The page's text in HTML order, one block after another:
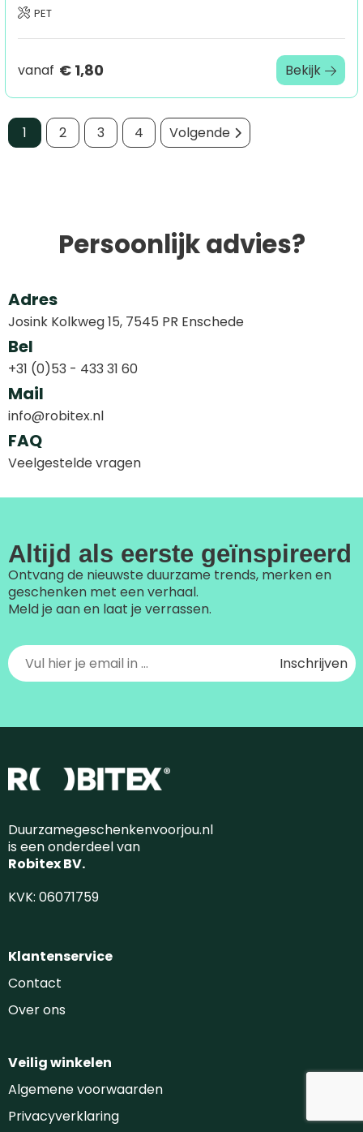
PET
vanaf € 1,80 Bekijk
1 2 3 4 Volgende
Persoonlijk advies?
Adres
Josink Kolkweg 15, 7545 PR Enschede
Bel
+31 (0)53 - 433 31 60
Mail
info@robitex.nl
FAQ
Veelgestelde vragen
Altijd als eerste geïnspireerd
Ontvang de nieuwste duurzame trends, merken en
geschenken met een verhaal.
Meld je aan en laat je verrassen.
Duurzamegeschenkenvoorjou.nl
is een onderdeel van
Robitex BV.
KVK: 06071759
Klantenservice
Contact
Over ons
Veilig winkelen
Algemene voorwaarden
Privacyverklaring